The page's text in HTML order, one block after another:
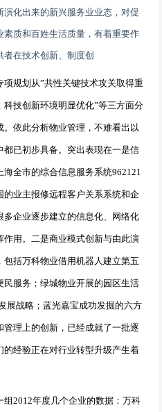
化出来的新兴服务业业态，对促
质和百姓生活质量，有着重要作
在技术创新、制度创
项规划从”共性关键技术攻关取得重
技创新环境明显优化”等三方面分
依此分析物业管理，不难看出以
已初步具备。突出表现在一是信
海全市的综合信息服务系统962121
业主报修远程客户关系系统和企
企业逐步建立的信息化、网络化
用。二是商业模式创新与由此演
括万科物业借用机器人建立第五
服务；绿城物业开展的园区生活
展战略；蓝光嘉宝成功发掘的六方
理上的创新，已经成就了一批逐
经验正在对行业转型升级产生着
组2012年度几个企业的数据：万科